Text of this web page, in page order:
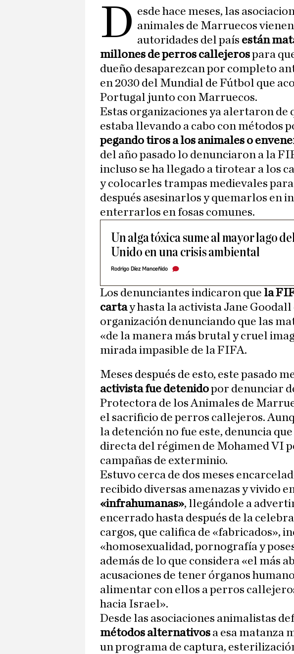
D esde hace meses, las
animales de Marruecos
autoridades del país están
millones de perros callejerospara
dueño desaparezcan por completo
en 2030 del Mundial de Fútbol que
Portugal junto con Marruecos.
Estas organizaciones ya alertaron de
estaba llevando a cabo con métodos
pegando tiros a los animales o
del año pasado lo denunciaron a la
incluso se ha llegado a tirotear a los
y colocarles trampas medievales
después asesinarlos y quemarlos en
enterrarlos en fosas comunes.
Un alga tóxica sume al mayor lago
Unido en una crisis ambiental
Rodrigo Díez Manceñido
Los denunciantes indicaron que la
cartay hasta la activista Jane
organización denunciando que las
«de la manera más brutal y cruel
mirada impasible de la FIFA.
Meses después de esto, este pasado
activista fue detenidopor denunciar
Protectora de los Animales de
el sacrificio de perros callejeros.
la detención no fue este, denuncia
directa del régimen de Mohamed VI
campañas de exterminio.
Estuvo cerca de dos meses
recibido diversas amenazas y vivido
«infrahumanas», llegándole a
encerrado hasta después de la
cargos, que califica de «fabricados»,
«homosexualidad, pornografía y
además de lo que considera «el más
acusaciones de tener órganos
alimentar con ellos a perros
hacia Israel».
Desde las asociaciones animalistas
métodos alternativos a esa matanza
un programa de captura,